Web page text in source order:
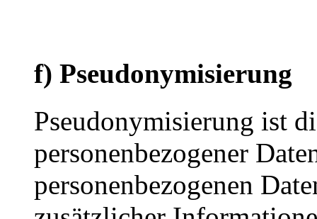
f) Pseudonymisierung
Pseudonymisierung ist
personenbezogener
personenbezogenen